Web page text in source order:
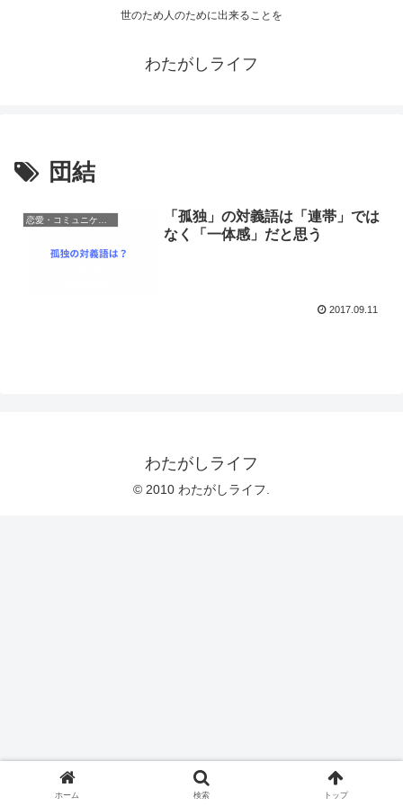
世のため人のために出来ることを
わたがしライフ
団結
「孤独」の対義語は「連帯」では
なく「一体感」だと思う
2017.09.11
わたがしライフ
© 2010 わたがしライフ.
ホーム 検索 トップ